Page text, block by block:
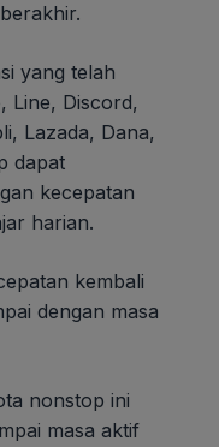
yang telah
Line, Discord,
Lazada, Dana,
dapat
kecepatan
harian.
kembali
dengan masa
nonstop ini
masa aktif